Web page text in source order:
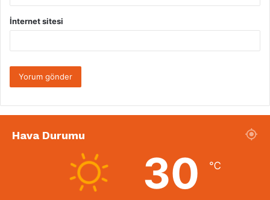
İnternet sitesi
Hava Durumu
30 ℃